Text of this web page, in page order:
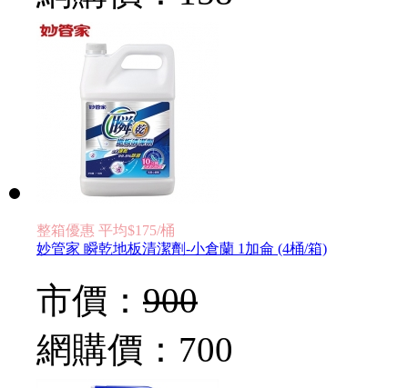
整箱優惠 平均$175/桶
妙管家 瞬乾地板清潔劑-小倉蘭 1加侖 (4桶/箱)
市價： 900
網購價： 700